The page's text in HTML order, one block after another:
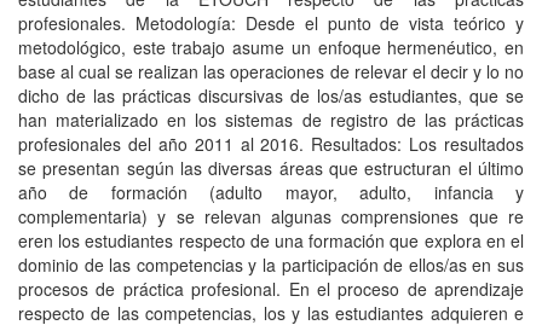
profesionales. Metodología: Desde el punto de vista teórico y
metodológico, este trabajo asume un enfoque hermenéutico, en
base al cual se realizan las operaciones de relevar el decir y lo no
dicho de las prácticas discursivas de los/as estudiantes, que se
han materializado en los sistemas de registro de las prácticas
profesionales del año 2011 al 2016. Resultados: Los resultados
se presentan según las diversas áreas que estructuran el último
año de formación (adulto mayor, adulto, infancia y
complementaria) y se relevan algunas comprensiones que re
eren los estudiantes respecto de una formación que explora en el
dominio de las competencias y la participación de ellos/as en sus
procesos de práctica profesional. En el proceso de aprendizaje
respecto de las competencias, los y las estudiantes adquieren e